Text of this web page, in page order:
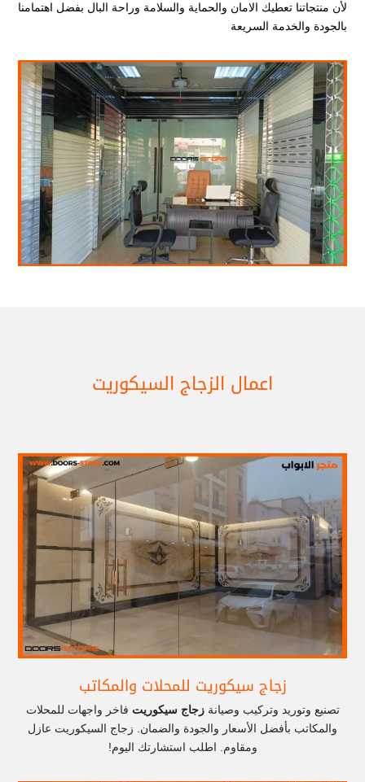
لأن منتجاتنا تعطيك الامان والحماية والسلامة وراحة البال بفضل اهتمامنا
بالجودة والخدمة السريعة
اعمال الزجاج السيكوريت
زجاج سيكوريت للمحلات والمكاتب
تصنيع وتوريد وتركيب وصيانةزجاج سيكوريت فاخر واجهات للمحلات
والمكاتب بأفضل الأسعار والجودة والضمان. زجاج السيكوريت عازل
ومقاوم. اطلب استشارتك اليوم!